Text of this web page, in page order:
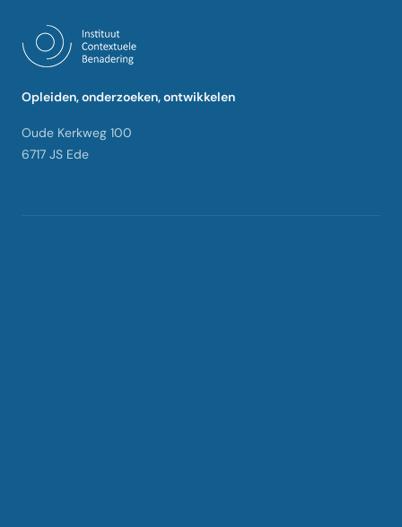
Opleiden, onderzoeken, ontwikkelen
Oude Kerkweg 100
6717 JS Ede